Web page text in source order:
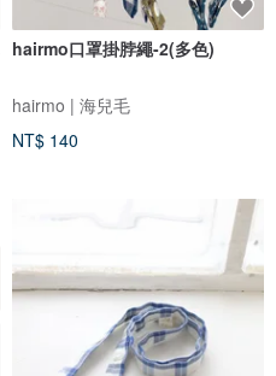
hairmo口罩掛脖繩-2(多色)
hairmo | 海兒毛
NT$ 140